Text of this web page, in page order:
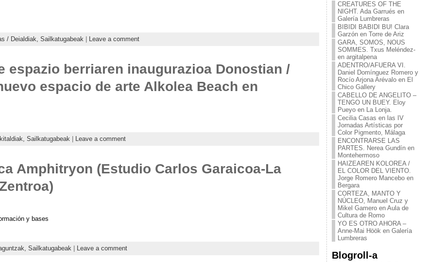
/ Deialdiak, Sailkatugabeak | Leave a comment
espazio berriaren inaugurazioa Donostian /
espacio de arte Alkolea Beach en
Sailkatugabeak| Leave a comment
Amphitryon (Estudio Carlos Garaicoa-La
y bases
Sailkatugabeak| Leave a comment
CREATURES OF THE
NIGHT. Ada Garrués en
Galería Lumbreras
BIBIDI BABIDI BU! Clara
Garzón en Torre de Ariz
GARA, SOMOS, NOUS
SOMMES. Txus Meléndez-
en argitalpena
ADENTRO/AFUERA VI.
Daniel Domínguez Romero y
Rocío Arjona Arévalo en El
Chico Gallery
CABELLO DE ANGELITO –
TENGO UN BUEY. Eloy
Pueyo en La Lonja.
Cecilia Casas en las IV
Jornadas Artísticas por
Color Pigmento, Málaga
ENCONTRARSE LAS
PARTES. Nerea Gundín en
Montehermoso
HAIZEAREN KOLOREA /
EL COLOR DEL VIENTO.
Jorge Romero Mancebo en
Bergara
CORTEZA, MANTO Y
NÚCLEO, Manuel Cruz y
Mikel Gamero en Aula de
Cultura de Romo
YO ES OTRO AHORA –
Anne-Mai Höök en Galería
Lumbreras
Blogroll-a